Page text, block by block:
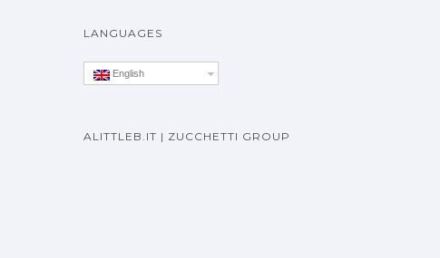
LANGUAGES
English
ALITTLEB.IT | ZUCCHETTI GROUP